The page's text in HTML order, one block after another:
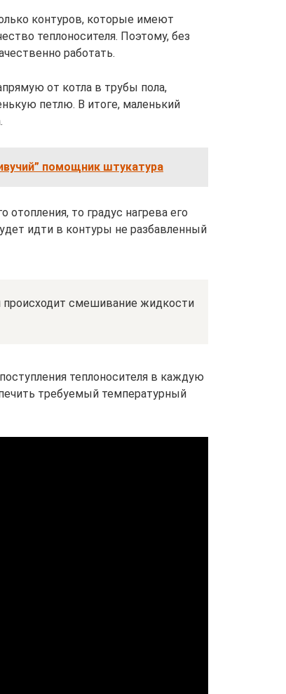
контуров, которые имеют
теплоносителя. Поэтому, без
работать.
от котла в трубы пола,
петлю. В итоге, маленький
помощник штукатура
отопления, то градус нагрева его
идти в контуры не разбавленный
происходит смешивание жидкости
теплоносителя в каждую
требуемый температурный